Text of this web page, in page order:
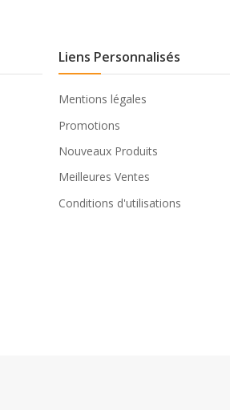
Liens Personnalisés
Mentions légales
Promotions
Nouveaux Produits
Meilleures Ventes
Conditions d'utilisations